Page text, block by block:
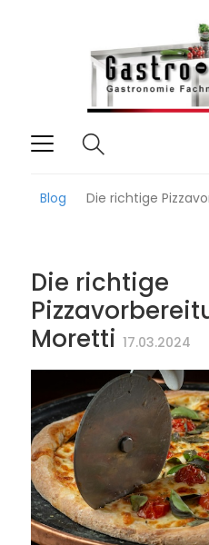
Blog Die richtige
Die richtige
Moretti 17.03.2024